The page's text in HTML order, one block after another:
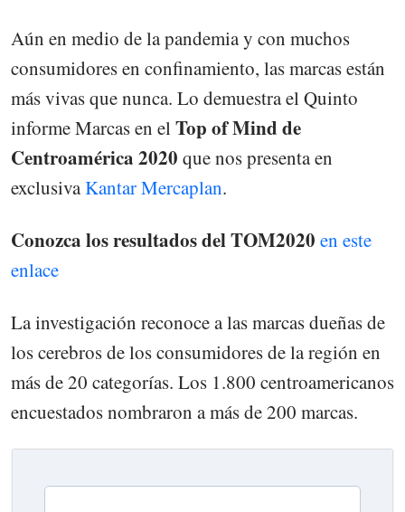
Aún en medio de la pandemia y con muchos
consumidores en confinamiento, las marcas están
más vivas que nunca. Lo demuestra el Quinto
informe Marcas en elTop of Mind de
Centroamérica 2020 que nos presenta en
exclusivaKantar Mercaplan.
Conozca los resultados del TOM2020 en este
enlace
La investigación reconoce a las marcas dueñas de
los cerebros de los consumidores de la región en
más de 20 categorías. Los 1.800 centroamericanos
encuestados nombraron a más de 200 marcas.